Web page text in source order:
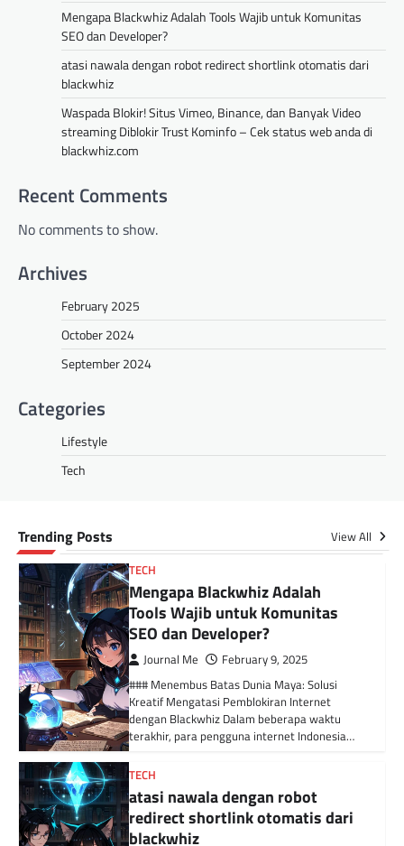
Mengapa Blackwhiz Adalah Tools Wajib untuk Komunitas
SEO dan Developer?
atasi nawala dengan robot redirect shortlink otomatis dari
blackwhiz
Waspada Blokir! Situs Vimeo, Binance, dan Banyak Video
streaming Diblokir Trust Kominfo – Cek status web anda di
blackwhiz.com
Recent Comments
No comments to show.
Archives
February 2025
October 2024
September 2024
Categories
Lifestyle
Tech
Trending Posts View All
TECH
atasi nawala dengan robot
redirect shortlink otomatis dari
blackwhiz
Journal Me February 9, 2025
## Mengatasi Pemblokiran Situs Seperti
Vimeo dan Binance di Indonesia: Panduan
Lengkap untuk Pengguna Internet Halo,
Penting untuk memastikan web
# Pentingnya Menjaga Situs Web dari Konten
Berbahaya Agar Menjadi Top Ranking di
Google Hey guys!
pengguna internet di Indonesia yang kaget…
TECH
Mengapa Blackwhiz Adalah
Tools Wajib untuk Komunitas
SEO dan Developer?
Journal Me February 9, 2025
### Menembus Batas Dunia Maya: Solusi
Kreatif Mengatasi Pemblokiran Internet
dengan Blackwhiz Dalam beberapa waktu
terakhir, para pengguna internet Indonesia…
TECH
atasi nawala dengan robot
redirect shortlink otomatis dari
blackwhiz